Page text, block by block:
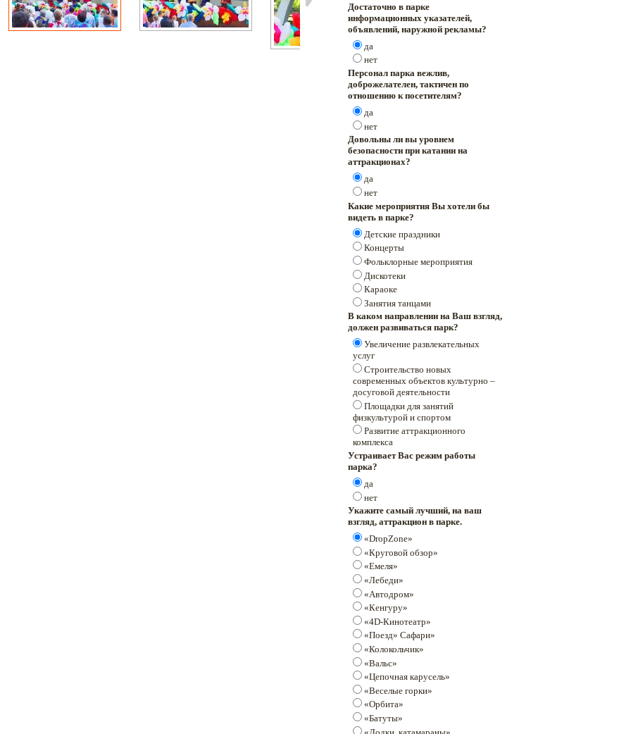
Достаточно в парке
информационных указателей,
объявлений, наружной рекламы?
да
нет
Персонал парка вежлив,
доброжелателен, тактичен по
отношению к посетителям?
да
нет
Довольны ли вы уровнем
безопасности при катании на
аттракционах?
да
нет
Какие мероприятия Вы хотели бы
видеть в парке?
Детские праздники
Концерты
Фольклорные мероприятия
Дискотеки
Караоке
Занятия танцами
В каком направлении на Ваш взгляд,
должен развиваться парк?
Увеличение развлекательных
услуг
Строительство новых
современных объектов культурно –
досуговой деятельности
Площадки для занятий
физкультурой и спортом
Развитие аттракционного
комплекса
Устраивает Вас режим работы
парка?
да
нет
Укажите самый лучший, на ваш
взгляд, аттракцион в парке.
«DropZone»
«Круговой обзор»
«Емеля»
«Лебеди»
«Автодром»
«Кенгуру»
«4D-Кинотеатр»
«Поезд» Сафари»
«Колокольчик»
«Вальс»
«Цепочная карусель»
«Веселые горки»
«Орбита»
«Батуты»